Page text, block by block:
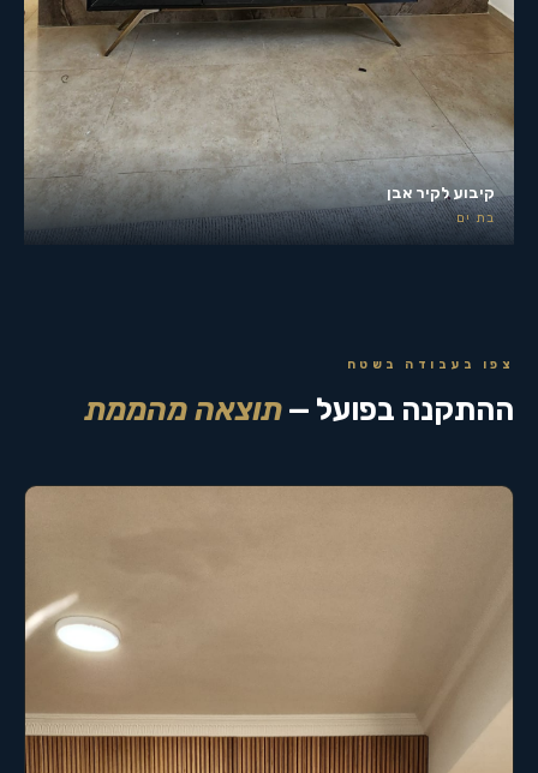
קיבוע לקיר אבן
בת ים
צפו בעבודה בשטח
ההתקנה בפועל — תוצאה מהממת